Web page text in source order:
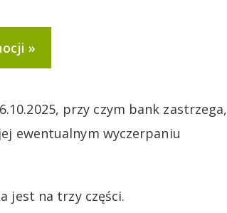
przy czym bank zastrzega,
ewentualnym wyczerpaniu
jest na trzy części.